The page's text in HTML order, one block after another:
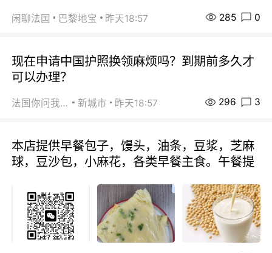
闲聊法国 巴黎地宝 昨天18:57 285 0
现在申请中国护照换领麻烦吗？到期前多久才
可以办理？
法国你问我答 新城市 昨天18:57 296 3
本店提供早餐包子，馒头，油条，豆浆，芝麻
球，豆沙包，小麻花，各类早餐主食。午餐提